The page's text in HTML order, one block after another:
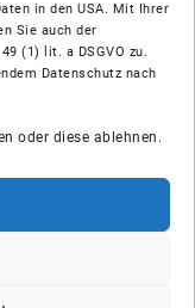
in den USA. Mit Ihrer
Sie auch der
(1) lit. a DSGVO zu.
Datenschutz nach
oder diese ablehnen.